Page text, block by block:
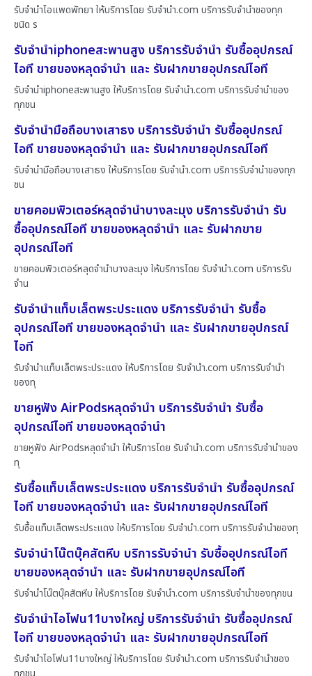
รับจำนำไอแพดพัทยา ให้บริการโดย รับจํานํา.com บริการรับจำนำของทุก
ชนิด ร
รับจำนำiphoneสะพานสูง บริการรับจำนำ รับซื้ออุปกรณ์
ไอที ขายของหลุดจำนำ และ รับฝากขายอุปกรณ์ไอที
รับจำนำiphoneสะพานสูง ให้บริการโดย รับจํานํา.com บริการรับจำนำของ
ทุกชน
รับจำนำมือถือบางเสาธง บริการรับจำนำ รับซื้ออุปกรณ์
ไอที ขายของหลุดจำนำ และ รับฝากขายอุปกรณ์ไอที
รับจำนำมือถือบางเสาธง ให้บริการโดย รับจํานํา.com บริการรับจำนำของทุก
ชน
ขายคอมพิวเตอร์หลุดจำนำบางละมุง บริการรับจำนำ รับ
ซื้ออุปกรณ์ไอที ขายของหลุดจำนำ และ รับฝากขาย
อุปกรณ์ไอที
ขายคอมพิวเตอร์หลุดจำนำบางละมุง ให้บริการโดย รับจํานํา.com บริการรับ
จำน
รับจำนำแท็บเล็ตพระประแดง บริการรับจำนำ รับซื้อ
อุปกรณ์ไอที ขายของหลุดจำนำ และ รับฝากขายอุปกรณ์
ไอที
รับจำนำแท็บเล็ตพระประแดง ให้บริการโดย รับจํานํา.com บริการรับจำนำ
ของทุ
ขายหูฟัง AirPodsหลุดจำนำ บริการรับจำนำ รับซื้อ
อุปกรณ์ไอที ขายของหลุดจำนำ
ขายหูฟัง AirPodsหลุดจำนำ ให้บริการโดย รับจํานํา.com บริการรับจำนำของ
ทุ
รับซื้อแท็บเล็ตพระประแดง บริการรับจำนำ รับซื้ออุปกรณ์
ไอที ขายของหลุดจำนำ และ รับฝากขายอุปกรณ์ไอที
รับซื้อแท็บเล็ตพระประแดง ให้บริการโดย รับจํานํา.com บริการรับจำนำของทุ
รับจำนำโน๊ตบุ๊คสัตหีบ บริการรับจำนำ รับซื้ออุปกรณ์ไอที
ขายของหลุดจำนำ และ รับฝากขายอุปกรณ์ไอที
รับจำนำโน๊ตบุ๊คสัตหีบ ให้บริการโดย รับจํานํา.com บริการรับจำนำของทุกชน
รับจำนำไอโฟน11บางใหญ่ บริการรับจำนำ รับซื้ออุปกรณ์
ไอที ขายของหลุดจำนำ และ รับฝากขายอุปกรณ์ไอที
รับจำนำไอโฟน11บางใหญ่ ให้บริการโดย รับจํานํา.com บริการรับจำนำของ